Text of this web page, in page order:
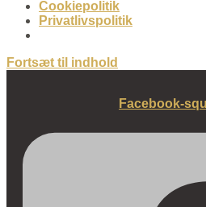
Cookiepolitik
Privatlivspolitik
Fortsæt til indhold
Facebook-